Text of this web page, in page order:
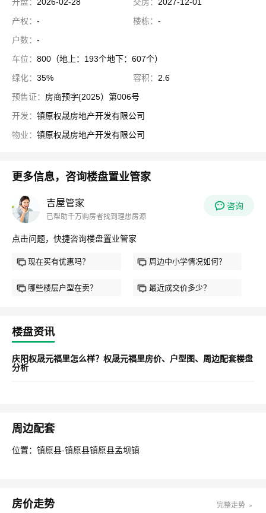
产权： - 楼栋： -
户数： -
车位： 800（地上：193个地下：607个）
绿化： 35% 容积： 2.6
预售证： 房商预字{2025）第006号
开发： 镇原权晟房地产开发有限公司
物业： 镇原权晟房地产开发有限公司
更多信息，咨询楼盘置业管家
吉屋管家
已帮助千万购房者找到理想房源
咨询
点击问题，快捷咨询楼盘置业管家
现在买有优惠吗？ 周边中小学情况如何？
哪些楼层户型在卖？ 最近成交价多少？
楼盘资讯
庆阳权晟元福里怎么样？权晟元福里房价、户型图、周边配套楼盘
分析
周边配套
位置：镇原县-镇原县镇原县孟坝镇
房价走势 完整走势 ﹥